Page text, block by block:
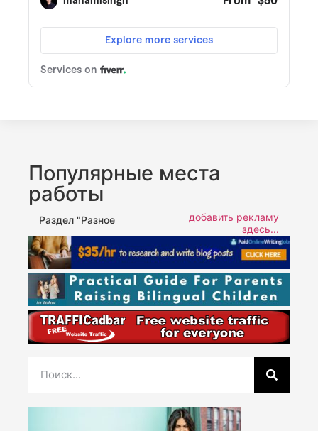
Популярные места
работы
Раздел "Разное
добавить рекламу
здесь...